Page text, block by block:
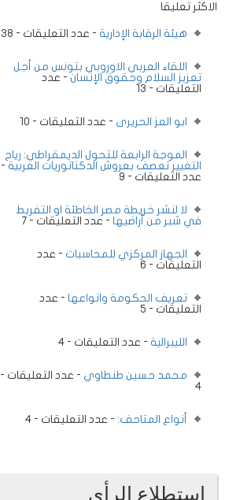
الاكثر تعليقا
هيئة الرقابة الإدارية - عدد التعليقات - 38
اللقاء العربي الاوروبي بتونس من أجل
تعزيز السلام وحقوق الإنسان - عدد
التعليقات - 13
ابو العز الحريرى - عدد التعليقات - 10
الموجة الرابعة للتحول الديمقراطي: رياح
التغيير تعصف بعروش الدكتاتوريات العربية -
عدد التعليقات - 9
لا لنشر خريطة مصر الخاطئة او التفريط
في شبر من أراضيها - عدد التعليقات - 7
الجهاز المركزي للمحاسبات - عدد
التعليقات - 6
تعريف الحكومة وانواعها - عدد
التعليقات - 5
الليبرالية - عدد التعليقات - 4
محمد حسين طنطاوي - عدد التعليقات -
4
أنواع المتاحف: - عدد التعليقات - 4
استطلاع الرأى